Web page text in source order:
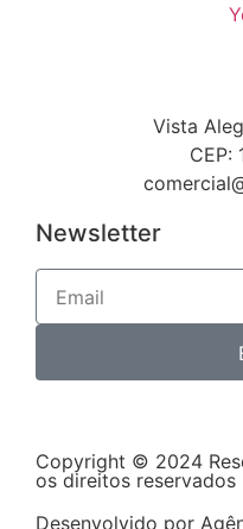
Vista
CEP:
Newsletter
Copyright © 2024
os direitos reservados
Desenvolvido por